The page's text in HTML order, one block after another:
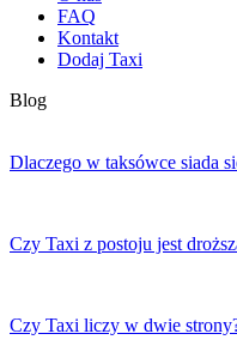
FAQ
Kontakt
Dodaj Taxi
Blog
Dlaczego w taksówce siada
Czy Taxi z postoju jest
Czy Taxi liczy w dwie